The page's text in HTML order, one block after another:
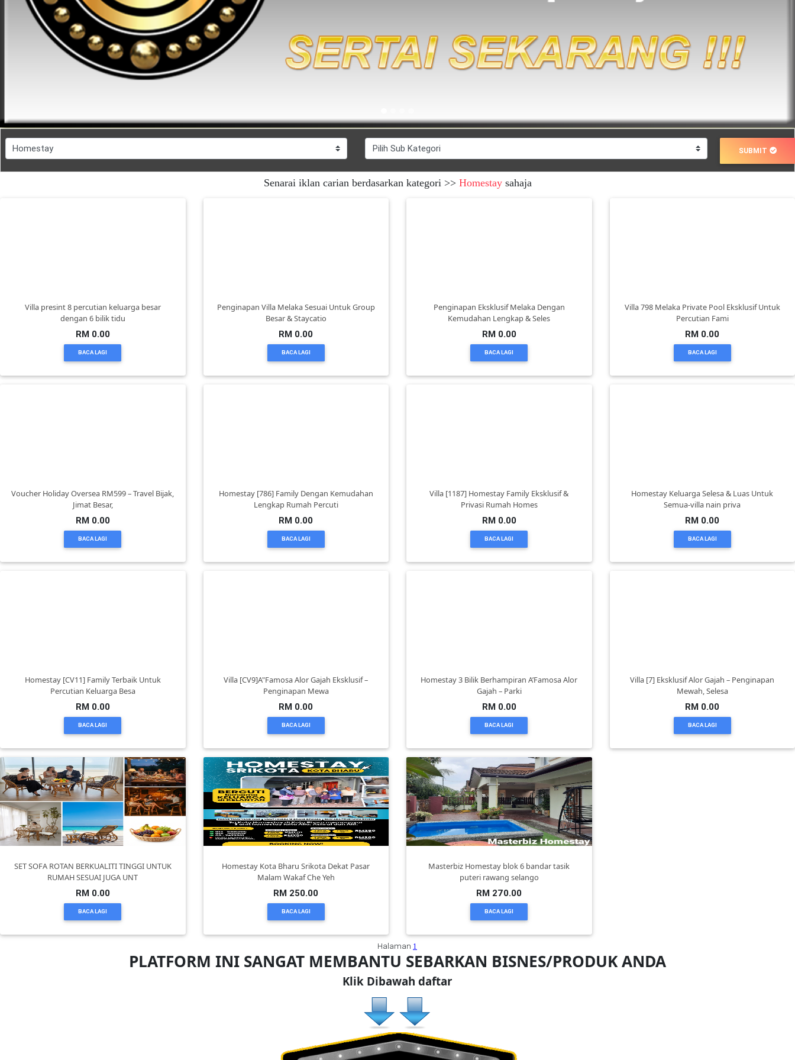
SUBMIT
Senarai iklan carian berdasarkan kategori >> Homestaysahaja
Villa presint 8 percutian keluarga besar
dengan 6 bilik tidu
RM 0.00
BACA LAGI
Penginapan Villa Melaka Sesuai Untuk Group
Besar & Staycatio
RM 0.00
BACA LAGI
Penginapan Eksklusif Melaka Dengan
Kemudahan Lengkap & Seles
RM 0.00
BACA LAGI
Villa 798 Melaka Private Pool Eksklusif Untuk
Percutian Fami
RM 0.00
BACA LAGI
Voucher Holiday Oversea RM599 – Travel Bijak,
Jimat Besar,
RM 0.00
BACA LAGI
Homestay [786] Family Dengan Kemudahan
Lengkap Rumah Percuti
RM 0.00
BACA LAGI
Villa [1187] Homestay Family Eksklusif &
Privasi Rumah Homes
RM 0.00
BACA LAGI
Homestay Keluarga Selesa & Luas Untuk
Semua-villa nain priva
RM 0.00
BACA LAGI
Homestay [CV11] Family Terbaik Untuk
Percutian Keluarga Besa
RM 0.00
BACA LAGI
Villa [CV9]A"Famosa Alor Gajah Eksklusif –
Penginapan Mewa
RM 0.00
BACA LAGI
Homestay 3 Bilik Berhampiran A’Famosa Alor
Gajah – Parki
RM 0.00
BACA LAGI
Villa [7] Eksklusif Alor Gajah – Penginapan
Mewah, Selesa
RM 0.00
BACA LAGI
SET SOFA ROTAN BERKUALITI TINGGI UNTUK
RUMAH SESUAI JUGA UNT
RM 0.00
BACA LAGI
Homestay Kota Bharu Srikota Dekat Pasar
Malam Wakaf Che Yeh
RM 250.00
BACA LAGI
Masterbiz Homestay blok 6 bandar tasik
puteri rawang selango
RM 270.00
BACA LAGI
Halaman 1
PLATFORM INI SANGAT MEMBANTU SEBARKAN BISNES/PRODUK ANDA
Klik Dibawah daftar
FESYEN
WANITA(0)
FESYEN
LELAKI(0)
MINYAK
MAKANAN(25)
PERNIAGAAN(41)
KENDERAAN(6)
PERCUTIAN
PELANCONGAN(1)
&
BARANG
PERIBADI(4)
PEKERJAAN(0)
SERVIS(17)